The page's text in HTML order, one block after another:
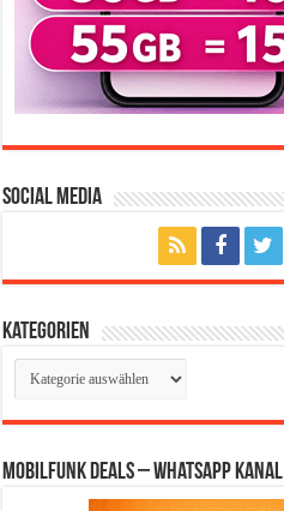
Social Media
Kategorien
Kategorien
Mobilfunk Deals – WhatsApp Kanal